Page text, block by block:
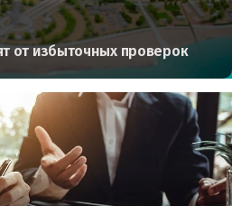
от избыточных проверок